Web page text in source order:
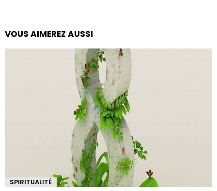
VOUS AIMEREZ AUSSI
SPIRITUALITÉ